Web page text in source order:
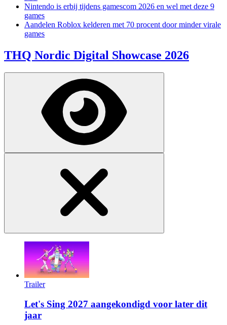
Nintendo is erbij tijdens gamescom 2026 en wel met deze 9
games
Aandelen Roblox kelderen met 70 procent door minder virale
games
THQ Nordic Digital Showcase 2026
Trailer
Let's Sing 2027 aangekondigd voor later dit
jaar